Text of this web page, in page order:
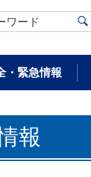
ワード
・緊急情報
報